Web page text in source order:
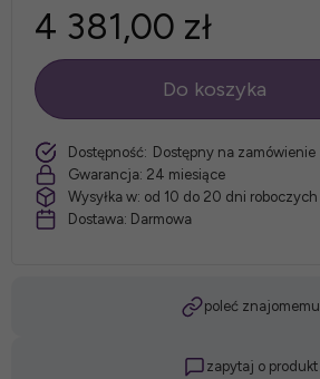
4 381,00 zł
szt.
Do koszyka
Dostępność: Dostępny na zamówienie
Gwarancja: 24 miesiące
Wysyłka w: od 10 do 20 dni roboczych
Dostawa: Darmowa
poleć znajomemu
zapytaj o produkt